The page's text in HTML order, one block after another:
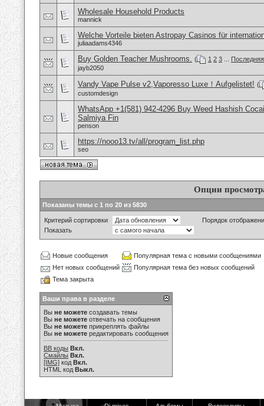
Wholesale Household Products
mannick
Welche Vorteile bieten Astropay Casinos für
juliaadams4346
Buy Golden Teacher Mushrooms. ( 1 2 3
jayb2050
Vandy Vape Pulse v2,Vaporesso Luxe！Aufgelistet! (
customdesign
WhatsApp +1(581) 942-4296 Buy Weed Hashish
Salmiya Fin
penson
https://nooo13.tv/all/program_list.php
seo
Опции
Показаны темы с 1 по 20 из 5830
Критерий сортировки
Порядок
Показать
Новые сообщения
Популярная тема с новыми сообщениями
Нет новых сообщений
Популярная тема без новых сообщений
Тема закрыта
Ваши права в разделе
Вы не можете создавать темы
Вы не можете отвечать на сообщения
Вы не можете прикреплять файлы
Вы не можете редактировать сообщения
BB коды Вкл.
Смайлы Вкл.
[IMG] код Вкл.
HTML код Выкл.